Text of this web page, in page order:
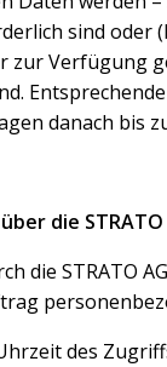
sind oder
zur Verfügung
danach bis
die STRATO
die STRATO
des